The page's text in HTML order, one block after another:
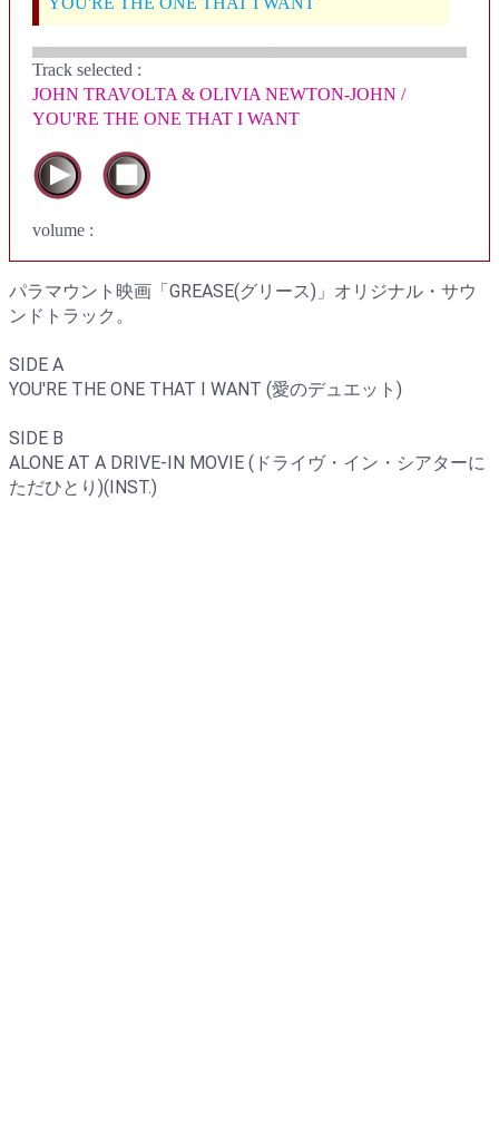
Track selected :
JOHN TRAVOLTA & OLIVIA NEWTON-JOHN /
YOU'RE THE ONE THAT I WANT
volume :
パラマウント映画「GREASE(グリース)」オリジナル・サウ
ンドトラック。
SIDE A
YOU'RE THE ONE THAT I WANT (愛のデュエット)
SIDE B
ALONE AT A DRIVE-IN MOVIE (ドライヴ・イン・シアターに
ただひとり)(INST.)